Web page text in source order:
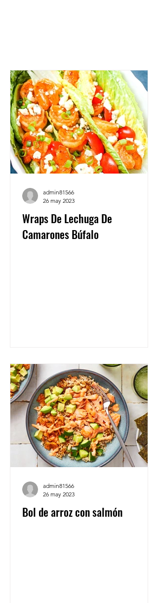
Wraps De Lechuga De
Camarones Búfalo
admin81566
26 may 2023
Bol de arroz con salmón
admin81566
26 may 2023